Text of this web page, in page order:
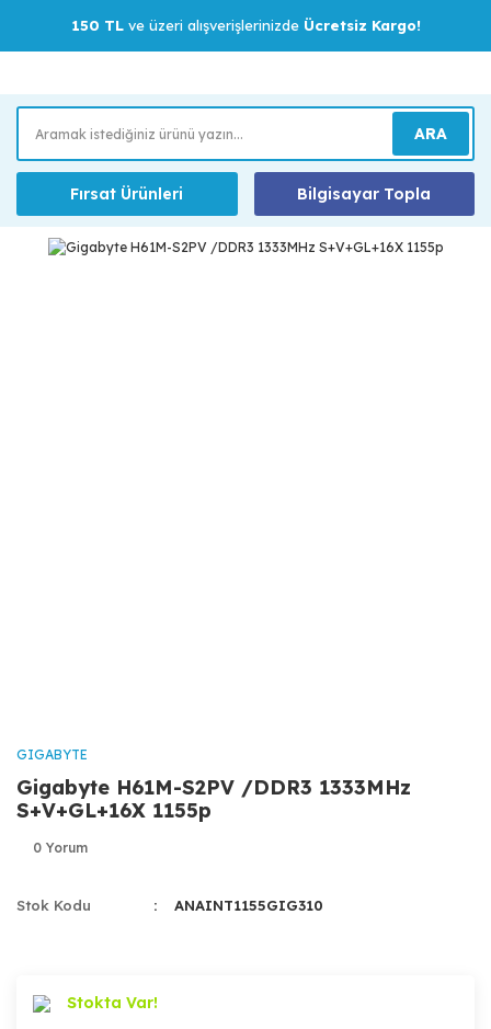
150 TLve üzeri alışverişlerinizde Ücretsiz Kargo!
ARA
Fırsat Ürünleri Bilgisayar Topla
GIGABYTE
Gigabyte H61M-S2PV /DDR3 1333MHz
S+V+GL+16X 1155p
0 Yorum
Stok Kodu ANAINT1155GIG310
Stokta Var!